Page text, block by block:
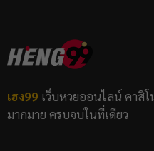
เฮง99 เว็บหวยออนไลน์ คาสิ
มากมาย ครบจบในที่เดียว